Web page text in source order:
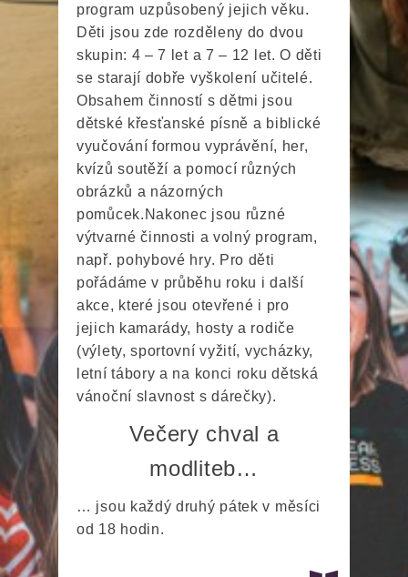
program uzpůsobený jejich věku.
Děti jsou zde rozděleny do dvou
skupin: 4 – 7 let a 7 – 12 let. O děti
se starají dobře vyškolení učitelé.
Obsahem činností s dětmi jsou
dětské křesťanské písně a biblické
vyučování formou vyprávění, her,
kvízů soutěží a pomocí různých
obrázků a názorných
pomůcek. Nakonec jsou různé
výtvarné činnosti a volný program,
např. pohybové hry. Pro děti
pořádáme v průběhu roku i další
akce, které jsou otevřené i pro
jejich kamarády, hosty a rodiče
(výlety, sportovní vyžití, vycházky,
letní tábory a na konci roku dětská
vánoční slavnost s dárečky).
Večery chval a
modliteb…
… jsou každý druhý pátek v měsíci
od 18 hodin.